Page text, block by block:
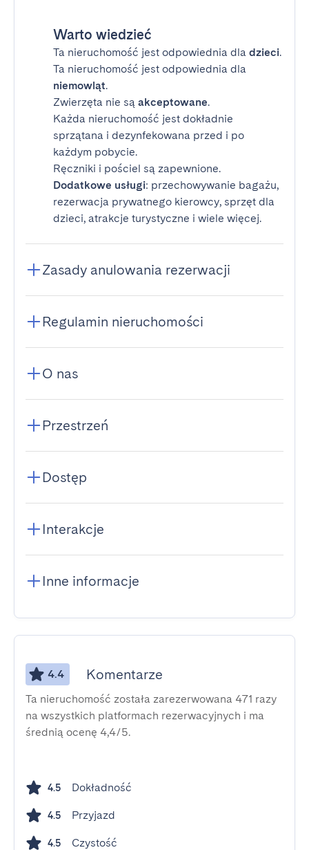
Warto wiedzieć
Ta nieruchomość jest odpowiednia dla dzieci.
Ta nieruchomość jest odpowiednia dla
niemowląt.
Zwierzęta nie są akceptowane.
Każda nieruchomość jest dokładnie
sprzątana i dezynfekowana przed i po
każdym pobycie.
Ręczniki i pościel są zapewnione.
Dodatkowe usługi: przechowywanie bagażu,
rezerwacja prywatnego kierowcy, sprzęt dla
dzieci, atrakcje turystyczne i wiele więcej.
Zasady anulowania rezerwacji
Regulamin nieruchomości
O nas
Przestrzeń
Dostęp
Interakcje
Inne informacje
4.4 Komentarze
Ta nieruchomość została zarezerwowana 471 razy
na wszystkich platformach rezerwacyjnych i ma
średnią ocenę 4,4/5.
4.5 Dokładność
4.5 Przyjazd
4.5 Czystość